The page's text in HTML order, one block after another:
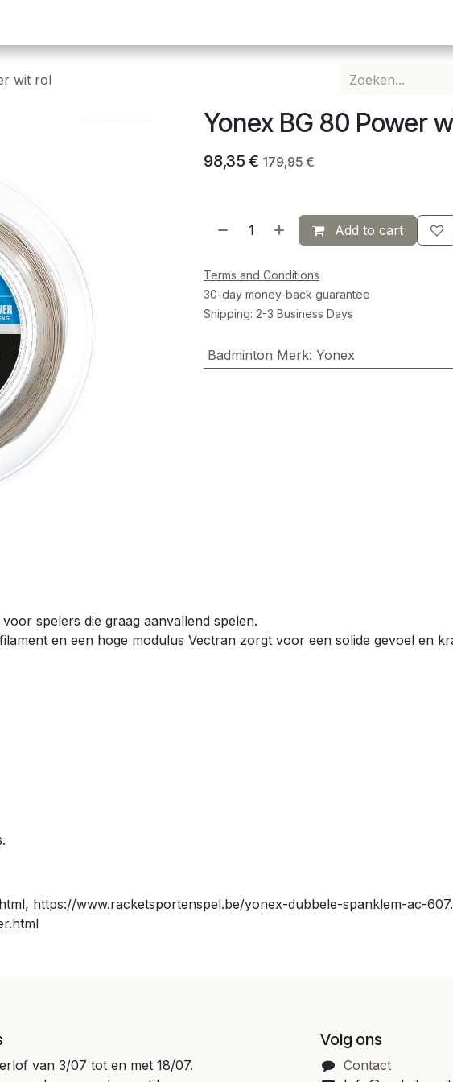
wit rol
Yonex BG 80 Power
98,35 € 179,95€
Add to cart
Terms and Conditions
30-day money-back guarantee
Shipping: 2-3 Business Days
Badminton Merk: Yonex
spelers die graag aanvallend spelen.
en een hoge modulus Vectran zorgt voor een solide gevoel en
https://www.racketsportenspel.be/yonex-dubbele-spanklem-ac-
van 3/07 tot en met 18/07.
Volg ons
Contact